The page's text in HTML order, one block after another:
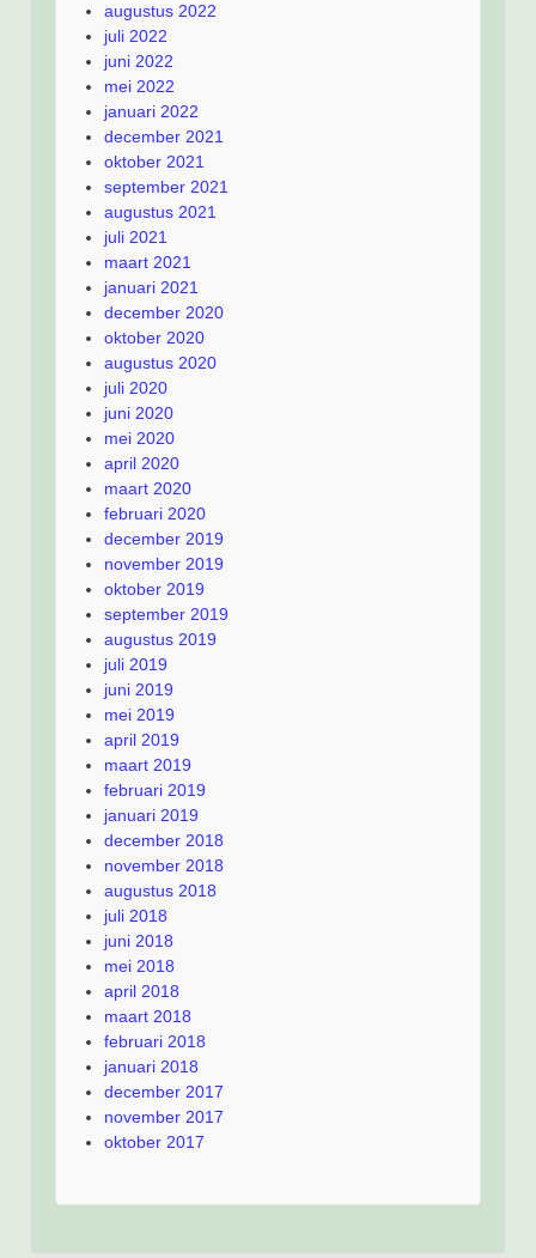
augustus 2022
juli 2022
juni 2022
mei 2022
januari 2022
december 2021
oktober 2021
september 2021
augustus 2021
juli 2021
maart 2021
januari 2021
december 2020
oktober 2020
augustus 2020
juli 2020
juni 2020
mei 2020
april 2020
maart 2020
februari 2020
december 2019
november 2019
oktober 2019
september 2019
augustus 2019
juli 2019
juni 2019
mei 2019
april 2019
maart 2019
februari 2019
januari 2019
december 2018
november 2018
augustus 2018
juli 2018
juni 2018
mei 2018
april 2018
maart 2018
februari 2018
januari 2018
december 2017
november 2017
oktober 2017